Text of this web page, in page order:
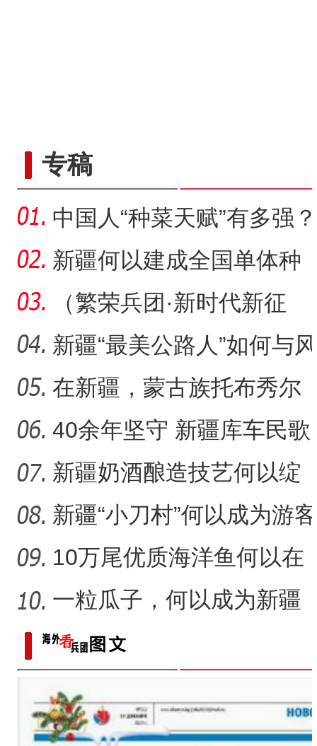
标题：新“食”尚！“小份
专稿
中国人“种菜天赋”有多强？
戈壁荒漠变“智慧农场
新疆何以建成全国单体种
植面积最大油莎豆示范基
地
（繁荣兵团·新时代新征
程）沙漠瀚海中的新疆兵
团
新疆“最美公路人”如何与风
沙“硬碰硬”？
在新疆，蒙古族托布秀尔
音乐何以传承不息？
40余年坚守 新疆库车民歌
传承人用歌声展现非遗魅
力
新疆奶酒酿造技艺何以绽
放光彩？
新疆“小刀村”何以成为游客
体验非遗技艺打卡地？
10万尾优质海洋鱼何以在
新疆沙漠里安家？
一粒瓜子，何以成为新疆
的名片？